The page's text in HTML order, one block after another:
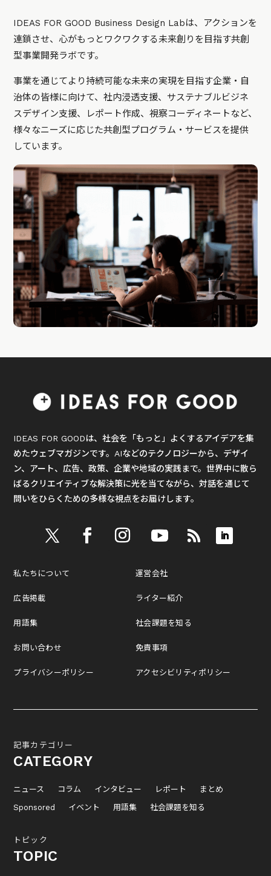
IDEAS FOR GOOD Business Design Labは、アクションを
連鎖させ、心がもっとワクワクする未来創りを目指す共創
型事業開発ラボです。
事業を通じてより持続可能な未来の実現を目指す企業・自
治体の皆様に向けて、社内浸透支援、サステナブルビジネ
スデザイン支援、レポート作成、視察コーディネートなど、
様々なニーズに応じた共創型プログラム・サービスを提供
しています。
IDEAS FOR GOODは、社会を「もっと」よくするアイデアを集
めたウェブマガジンです。AIなどのテクノロジーから、デザイ
ン、アート、広告、政策、企業や地域の実践まで。世界中に散ら
ばるクリエイティブな解決策に光を当てながら、対話を通じて
問いをひらくための多様な視点をお届けします。
私たちについて
広告掲載
用語集
お問い合わせ
プライバシーポリシー
運営会社
ライター紹介
社会課題を知る
免責事項
アクセシビリティポリシー
記事カテゴリー
CATEGORY
ニュース コラム インタビュー レポート
まとめ
Sponsored
イベント 用語集 社会課題を知る
トピック
TOPIC